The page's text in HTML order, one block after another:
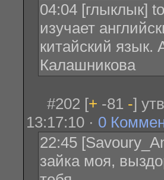
04:04 [глыклык]
изучает
китайский язык.
Калашникова
#202 [+ -81 -]
13:17:10 · 0
22:45
зайка моя,